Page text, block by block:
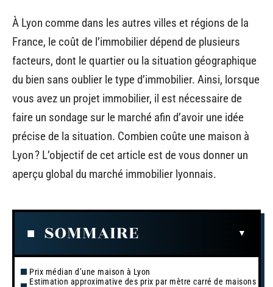
À Lyon comme dans les autres villes et régions de la
France, le coût de l’immobilier dépend de plusieurs
facteurs, dont le quartier ou la situation géographique
du bien sans oublier le type d’immobilier. Ainsi, lorsque
vous avez un projet immobilier, il est nécessaire de
faire un sondage sur le marché afin d’avoir une idée
précise de la situation. Combien coûte une maison à
Lyon ? L’objectif de cet article est de vous donner un
aperçu global du marché immobilier lyonnais.
SOMMAIRE
Prix médian d’une maison à Lyon
Estimation approximative des prix par mètre carré de maisons